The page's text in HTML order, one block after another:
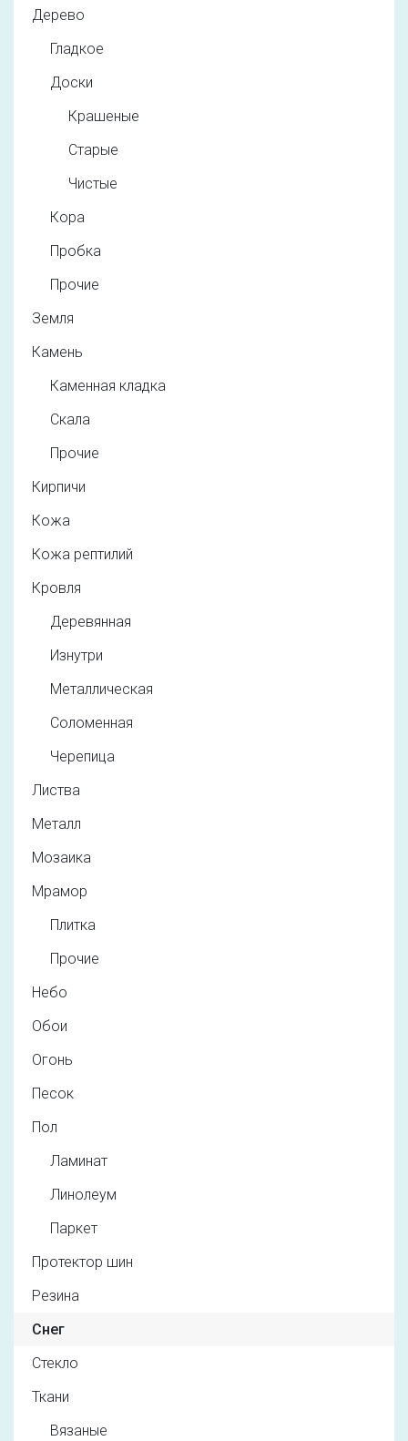
Дерево
Гладкое
Доски
Крашеные
Старые
Чистые
Кора
Пробка
Прочие
Земля
Камень
Каменная кладка
Скала
Прочие
Кирпичи
Кожа
Кожа рептилий
Кровля
Деревянная
Изнутри
Металлическая
Соломенная
Черепица
Листва
Металл
Мозаика
Мрамор
Плитка
Прочие
Небо
Обои
Огонь
Песок
Пол
Ламинат
Линолеум
Паркет
Протектор шин
Резина
Снег
Стекло
Ткани
Вязаные